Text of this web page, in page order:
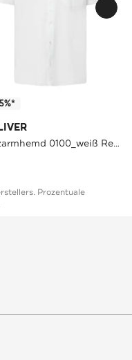
Kurzarmhemd 0100_weiß Regular Fit
Prozentuale